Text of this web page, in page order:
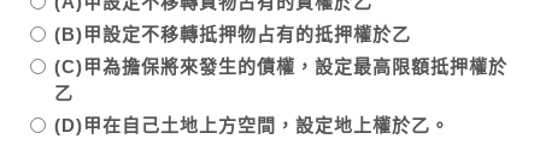
(B)甲設定不移轉抵押物占有的抵押權於乙
(C)甲為擔保將來發生的債權，設定最高限額抵押權於
乙
(D)甲在自己土地上方空間，設定地上權於乙。